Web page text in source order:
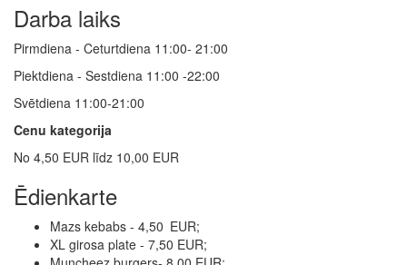
Darba laiks
Pirmdiena - Ceturtdiena 11:00- 21:00
Piektdiena - Sestdiena 11:00 -22:00
Svētdiena 11:00-21:00
Cenu kategorija
No 4,50 EUR līdz 10,00 EUR
Ēdienkarte
Mazs kebabs - 4,50 EUR;
XL girosa plate - 7,50 EUR;